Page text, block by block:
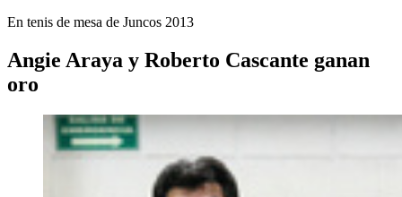
En tenis de mesa de Juncos 2013
Angie Araya y Roberto Cascante ganan
oro